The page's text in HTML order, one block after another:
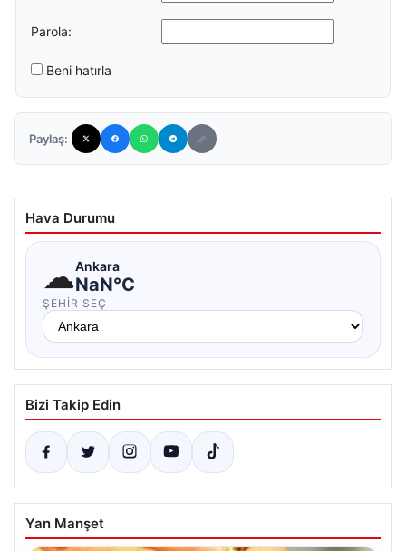
Parola:
Beni hatırla
Paylaş:
Hava Durumu
☁Ankara
NaN°C
ŞEHIR SEÇ
Bizi Takip Edin
Yan Manşet